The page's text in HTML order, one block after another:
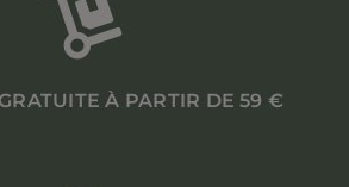
À PARTIR DE 59 €